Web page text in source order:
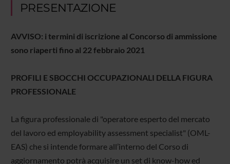
PRESENTAZIONE
AVVISO: i termini di iscrizione al Concorso di ammissione
sono riaperti fino al 22 febbraio 2021
PROFILI E SBOCCHI OCCUPAZIONALI DELLA FIGURA
PROFESSIONALE
La figura professionale di "operatore esperto del mercato
del lavoro ed employability assessment specialist" (OML-
EAS) che si intende formare all’interno del Corso di
aggiornamento potrà acquisire un set di know-how ed